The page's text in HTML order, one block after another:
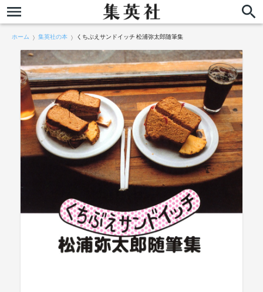
ホーム 集英社の本 くちぶえサンドイッチ 松浦弥太郎随筆集